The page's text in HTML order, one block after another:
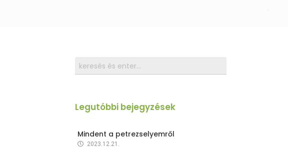
Legutóbbi bejegyzések
Mindent a petrezselyemről
2023.12.21.